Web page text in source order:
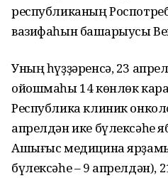
республиканың
вазифаһын башҡарыусы
Уның һүҙҙәренсә, 23
ойошмаһы 14 көнлөк
Республика клиник
апрелдән ике бүлексәһе
Ашығыс медицина
бүлексәһе – 9 апрелдән),